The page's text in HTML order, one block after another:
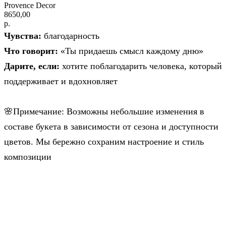
Provence Decor
8650,00
р.
Чувства: благодарность
Что говорит: «Ты придаешь смысл каждому дню»
Дарите, если: хотите поблагодарить человека, который
поддерживает и вдохновляет
🌸Примечание: Возможны небольшие изменения в
составе букета в зависимости от сезона и доступности
цветов. Мы бережно сохраним настроение и стиль
композиции